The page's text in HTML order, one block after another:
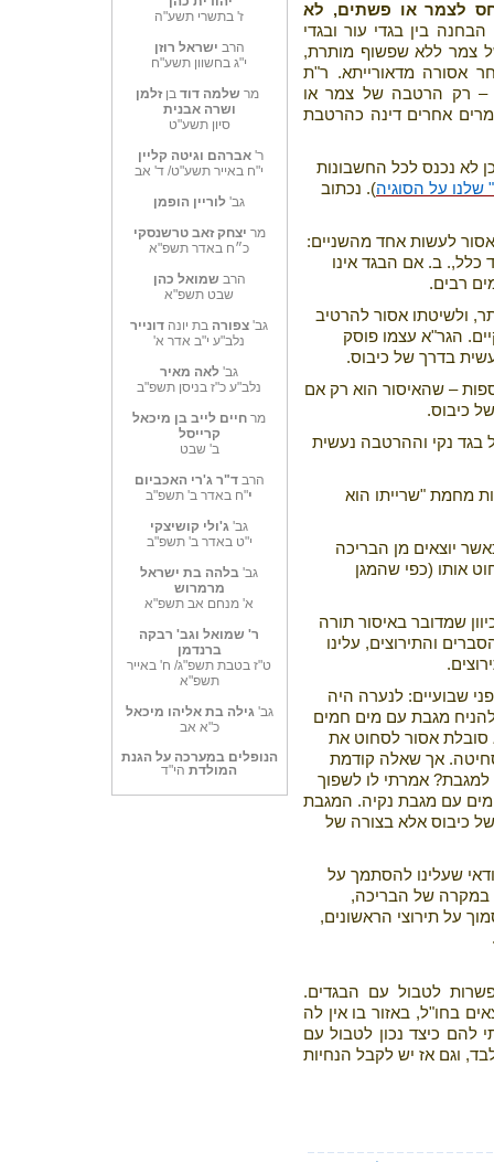
לצמר או פשתים, לא
בין בגדי עור ובגדי
צמר ללא שפשוף מותרת,
אסורה מדאורייתא. ר"ת
– רק הרטבה של צמר או
אחרים דינה כהרטבת
לא נכנס לכל החשבונות
שלנו על הסוגיה). נכתוב
לעשות אחד מהשניים:
כלל,. ב. אם הבגד אינו
רבים.
ולשיטתו אסור להרטיב
הגר"א עצמו פוסק
בדרך של כיבוס.
– שהאיסור הוא רק אם
כיבוס.
בגד נקי וההרטבה נעשית
מחמת "שרייתו הוא
יוצאים מן הבריכה
אותו (כפי שהמגן
שמדובר באיסור תורה
והתירוצים, עלינו
שבועיים: לנערה היה
מגבת עם מים חמים
אסור לסחוט את
אך שאלה קודמת
אמרתי לו לשפוך
עם מגבת נקיה. המגבת
כיבוס אלא בצורה של
שעלינו להסתמך על
במקרה של הבריכה,
על תירוצי הראשונים,
לטבול עם הבגדים.
בחו"ל, באזור בו אין לה
להם כיצד נכון לטבול עם
וגם אז יש לקבל הנחיות
ז' בתשרי תשע"ה
הרב ישראל רוזן
י"ג בחשוון תשע"ח
מר שלמה דוד בן זלמן
ושרה אבנית
סיון תשע"ט
ר' אברהם וגיטה קליין
י"ח באייר תשע"ט/ ד' אב
גב' לוריין הופמן
מר יצחק זאב טרשנסקי
כ״ח באדר תשפ"א
הרב שמואל כהן
שבט תשפ"א
גב' צפורה בת יונה דונייר
נלב"ע י"ב אדר א'
גב' לאה מאיר
נלב"ע כ"ז בניסן תשפ"ב
מר חיים לייב בן מיכאל
קרייסל
ב' שבט
הרב ד"ר ג'רי האכביום
י"ח באדר ב' תשפ"ב
גב' ג'ולי קושיצקי
י"ט באדר ב' תשפ"ב
גב' בלהה בת ישראל
מרמרוש
א' מנחם אב תשפ"א
ר' שמואל וגב' רבקה
ברנדמן
ט"ז בטבת תשפ"ג/ ח' באייר
תשפ"א
גב'גילה בת אליהו מיכאל
כ"א אב
הנופלים במערכה על הגנת
המולדת הי"ד